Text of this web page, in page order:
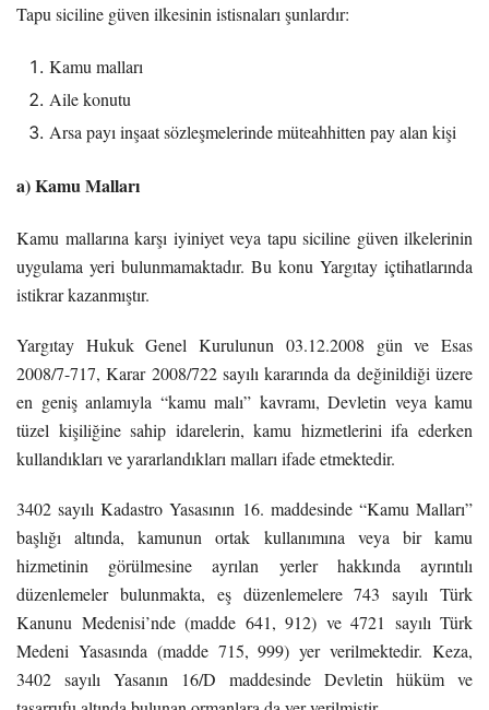
Tapu siciline güven ilkesinin istisnaları şunlardır:
Kamu malları
Aile konutu
Arsa payı inşaat sözleşmelerinde müteahhitten pay alan kişi
a) Kamu Malları
Kamu mallarına karşı iyiniyet veya tapu siciline güven ilkelerinin
uygulama yeri bulunmamaktadır. Bu konu Yargıtay içtihatlarında
istikrar kazanmıştır.
Yargıtay Hukuk Genel Kurulunun 03.12.2008 gün ve Esas
2008/7-717, Karar 2008/722 sayılı kararında da değinildiği üzere
en geniş anlamıyla “kamu malı” kavramı, Devletin veya kamu
tüzel kişiliğine sahip idarelerin, kamu hizmetlerini ifa ederken
kullandıkları ve yararlandıkları malları ifade etmektedir.
3402 sayılı Kadastro Yasasının 16. maddesinde “Kamu Malları”
başlığı altında, kamunun ortak kullanımına veya bir kamu
hizmetinin görülmesine ayrılan yerler hakkında ayrıntılı
düzenlemeler bulunmakta, eş düzenlemelere 743 sayılı Türk
Kanunu Medenisi’nde (madde 641, 912) ve 4721 sayılı Türk
Medeni Yasasında (madde 715, 999) yer verilmektedir. Keza,
3402 sayılı Yasanın 16/D maddesinde Devletin hüküm ve